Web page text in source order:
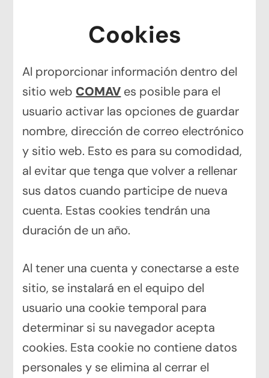
Cookies
Al proporcionar información dentro del
sitio web COMAV es posible para el
usuario activar las opciones de guardar
nombre, dirección de correo electrónico
y sitio web. Esto es para su comodidad,
al evitar que tenga que volver a rellenar
sus datos cuando participe de nueva
cuenta. Estas cookies tendrán una
duración de un año.
Al tener una cuenta y conectarse a este
sitio, se instalará en el equipo del
usuario una cookie temporal para
determinar si su navegador acepta
cookies. Esta cookie no contiene datos
personales y se elimina al cerrar el